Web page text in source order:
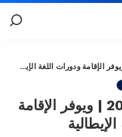
التطوع في إيطاليا 2024 | ويوفر الإقامة